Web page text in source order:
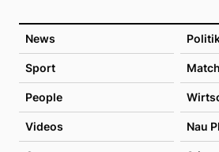
News
Sport
People
Videos Nau